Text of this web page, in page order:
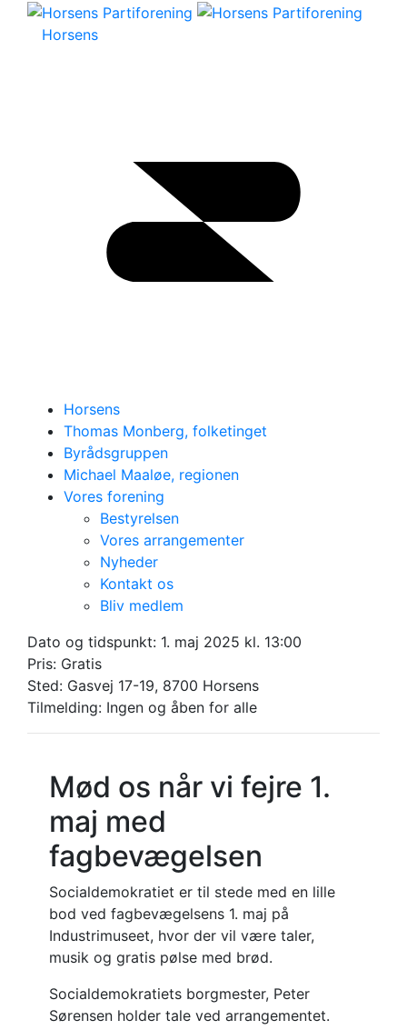
Horsens
Horsens
Thomas Monberg, folketinget
Byrådsgruppen
Michael Maaløe, regionen
Vores forening
Bestyrelsen
Vores arrangementer
Nyheder
Kontakt os
Bliv medlem
Torsdag 1. maj 2025
1. maj med
fagbevægelsen
Gasvej 17-19, 8700 Horsens
Dato og tidspunkt: 1. maj 2025 kl. 13:00
Pris: Gratis
Sted: Gasvej 17-19, 8700 Horsens
Tilmelding: Ingen og åben for alle
Mød os når vi fejre 1.
maj med
fagbevægelsen
Socialdemokratiet er til stede med en lille
bod ved fagbevægelsens 1. maj på
Industrimuseet, hvor der vil være taler,
musik og gratis pølse med brød.
Socialdemokratiets borgmester, Peter
Sørensen holder tale ved arrangementet.